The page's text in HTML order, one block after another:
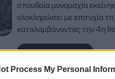
Process My Personal
σπουδαία μονομαχία
ολοκληρώσει με επιτυχία
καταλαμβάνοντας την 4η
Δείτε Περισσότερα